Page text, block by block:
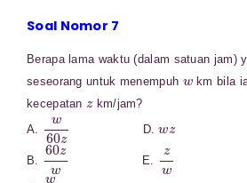
Soal Nomor 7
Berapa lama waktu (dalam satuan jam)
seseorang untuk menempuh
km bila
kecepatan
km/jam?
A.
w60
D.
B.
60zw
E.
zw